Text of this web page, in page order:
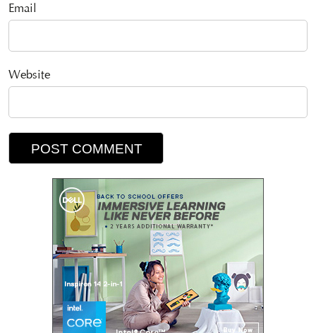
Email
Website